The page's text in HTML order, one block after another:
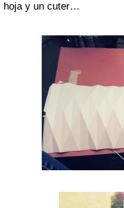
hoja y un cuter…